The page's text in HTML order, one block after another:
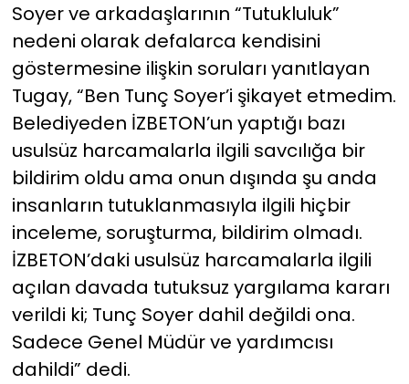
Soyer ve arkadaşlarının “Tutukluluk”
nedeni olarak defalarca kendisini
göstermesine ilişkin soruları yanıtlayan
Tugay, “Ben Tunç Soyer’i şikayet etmedim.
Belediyeden İZBETON’un yaptığı bazı
usulsüz harcamalarla ilgili savcılığa bir
bildirim oldu ama onun dışında şu anda
insanların tutuklanmasıyla ilgili hiçbir
inceleme, soruşturma, bildirim olmadı.
İZBETON’daki usulsüz harcamalarla ilgili
açılan davada tutuksuz yargılama kararı
verildi ki; Tunç Soyer dahil değildi ona.
Sadece Genel Müdür ve yardımcısı
dahildi” dedi.